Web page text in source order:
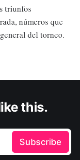
triunfos
números que
del torneo.
this.
Subscribe